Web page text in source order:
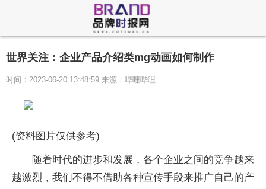
世界关注：企业产品介绍类mg动画如何制作
时间：2023-06-20 13:48:59 来源：哔哩哔哩
(资料图片仅供参考)
随着时代的进步和发展，各个企业之间的竞争越来
越激烈，我们不得不借助各种宣传手段来推广自己的产